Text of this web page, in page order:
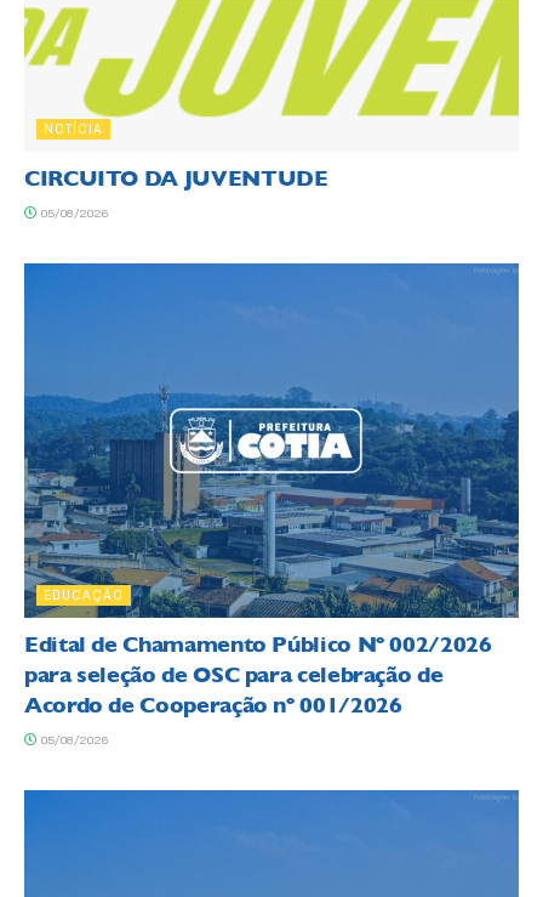
NOTÍCIA
CIRCUITO DA JUVENTUDE
05/08/2026
EDUCAÇÃO
Edital de Chamamento Público Nº 002/2026
para seleção de OSC para celebração de
Acordo de Cooperação nº 001/2026
05/08/2026